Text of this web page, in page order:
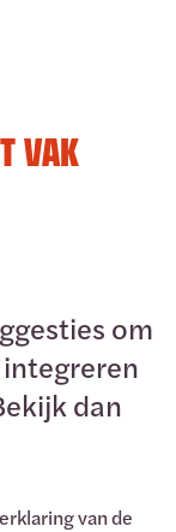
VAK
om
dan
van de